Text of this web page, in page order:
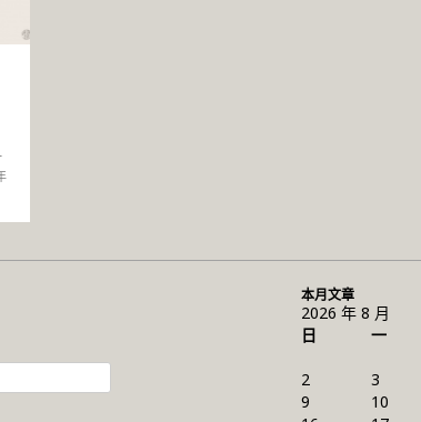
本月文章
2026 年 8 月
日
一
2
3
9
10